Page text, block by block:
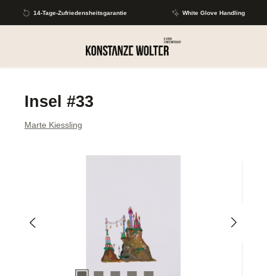
Zum Hauptinhalt springen
14-Tage-Zufriedensheitsgarantie White Glove Handling
Insel #33
Marte Kiessling